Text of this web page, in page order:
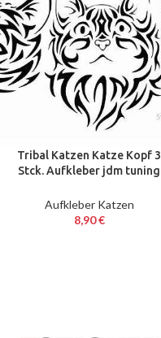
Tribal Katzen Katze Kopf 3
Stck. Aufkleber jdm tuning
Aufkleber Katzen
8,90€